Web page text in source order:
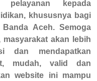
pelayanan kepada
khususnya bagi
Aceh. Semoga
masyarakat akan
lebih
dan mendapatkan
mudah, valid dan
website ini mampu